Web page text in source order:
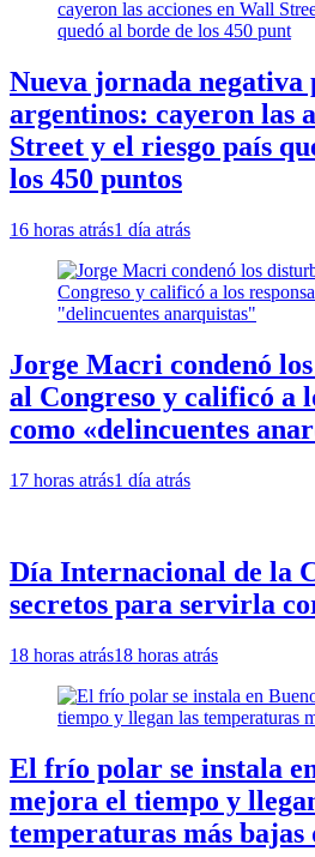
Nueva jornada negativa
argentinos: cayeron las
Street y el riesgo país
los 450 puntos
16 horas atrás1 día atrás
Jorge Macri condenó
al Congreso y calificó a
como «delincuentes
17 horas atrás1 día atrás
Día Internacional de la
secretos para servirla
18 horas atrás18 horas atrás
El frío polar se instala
mejora el tiempo y
temperaturas más bajas